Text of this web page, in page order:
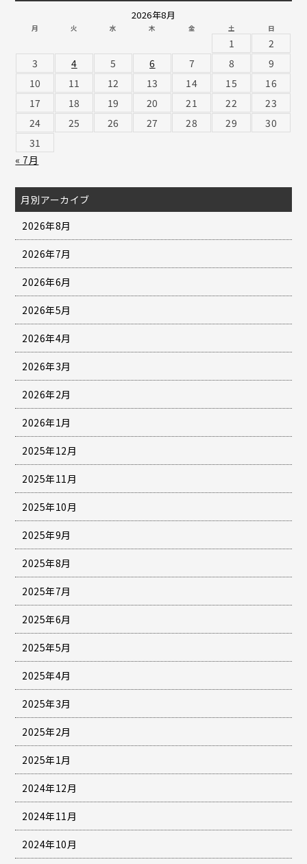
2026年8月
月 火 水 木 金 土 日
1
2
3
4 5 6 7 8
9
10
11 12 13 14 15
16
17
18 19 20 21 22
23
24
25 26 27 28 29
30
31
« 7月
月別アーカイブ
2026年8月
2026年7月
2026年6月
2026年5月
2026年4月
2026年3月
2026年2月
2026年1月
2025年12月
2025年11月
2025年10月
2025年9月
2025年8月
2025年7月
2025年6月
2025年5月
2025年4月
2025年3月
2025年2月
2025年1月
2024年12月
2024年11月
2024年10月